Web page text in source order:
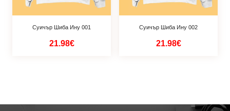
Суичър Шиба Ину 001
21.98€
Суичър Шиба Ину 002
21.98€